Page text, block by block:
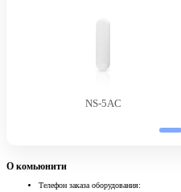
NS-5AC
О комьюнити
Телефон заказа оборудования: